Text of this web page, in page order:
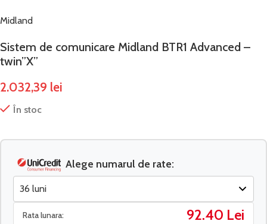
Midland
Sistem de comunicare Midland BTR1 Advanced –
twin”X”
2.032,39 lei
În stoc
Alege numarul de rate:
Rata lunara: 92.40 Lei